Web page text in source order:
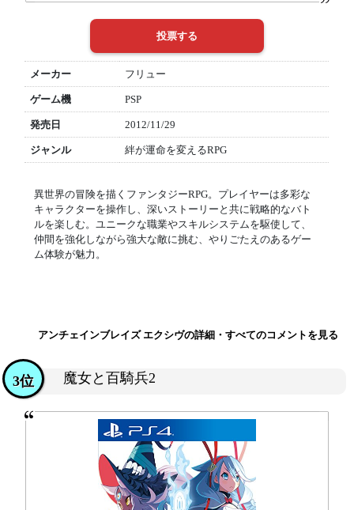
メーカー フリュー
ゲーム機 PSP
発売日 2012/11/29
ジャンル 絆が運命を変えるRPG
異世界の冒険を描くファンタジーRPG。プレイヤーは多彩な
キャラクターを操作し、深いストーリーと共に戦略的なバト
ルを楽しむ。ユニークな職業やスキルシステムを駆使して、
仲間を強化しながら強大な敵に挑む、やりごたえのあるゲー
ム体験が魅力。
アンチェインブレイズ エクシヴの詳細・すべてのコメントを見る
魔女と百騎兵2
3位